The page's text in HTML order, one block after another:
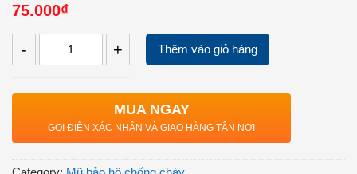
75.000₫
- + Thêm vào giỏ hàng
MUA NGAY
GỌI ĐIỆN XÁC NHẬN VÀ GIAO HÀNG TẬN NƠI